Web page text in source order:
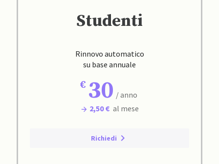
Studenti
Rinnovo automatico
su base annuale
30 / anno
2,50 € al mese
Richiedi